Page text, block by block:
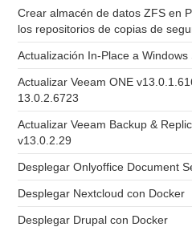
Crear almacén de datos ZFS en
los repositorios de copias de
Actualización In-Place a
Actualizar Veeam ONE
13.0.2.6723
Actualizar Veeam Backup &
v13.0.2.29
Desplegar Onlyoffice Document
Desplegar Nextcloud con Docker
Desplegar Drupal con Docker